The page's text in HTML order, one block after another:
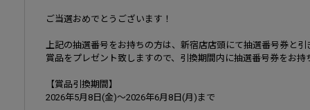
ご当選おめでとうございます！
上記の抽選番号をお持ちの方は、新宿店店頭にて抽選番号券と引
賞品をプレゼント致しますので、引換期間内に抽選番号券をお持
【賞品引換期間】
2026年5月8日(金)～2026年6月8日(月)まで